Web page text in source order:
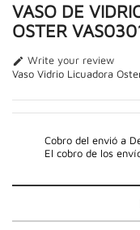
VASO DE
OSTER
 Write your review
Vaso Vidrio Licuadora
Cobro del envió a
El cobro de los